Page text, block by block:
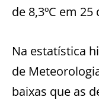
de 8,3ºC em
Na estatística
de
baixas que as